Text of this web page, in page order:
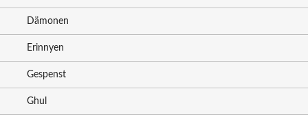
Dämonen
Erinnyen
Gespenst
Ghul